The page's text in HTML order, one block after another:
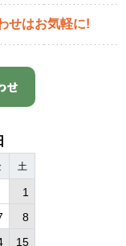
せはお気軽に!